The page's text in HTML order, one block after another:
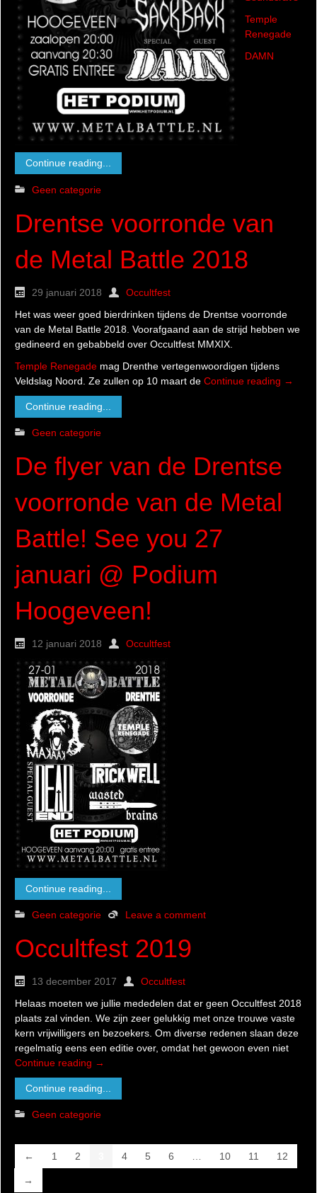
Temple
Renegade
DAMN
Continue reading...
Geen categorie
Drentse voorronde van
de Metal Battle 2018
29 januari 2018
Occultfest
Het was weer goed bierdrinken tijdens de Drentse voorronde
van de Metal Battle 2018. Voorafgaand aan de strijd hebben we
gedineerd en gebabbeld over Occultfest MMXIX.
Temple Renegade mag Drenthe vertegenwoordigen tijdens
Veldslag Noord. Ze zullen op 10 maart de Continue reading →
Continue reading...
Geen categorie
De flyer van de Drentse
voorronde van de Metal
Battle! See you 27
januari @ Podium
Hoogeveen!
12 januari 2018 Occultfest
Continue reading...
Geen categorie Leave a comment
Occultfest 2019
13 december 2017
Occultfest
Helaas moeten we jullie mededelen dat er geen Occultfest 2018
plaats zal vinden. We zijn zeer gelukkig met onze trouwe vaste
kern vrijwilligers en bezoekers. Om diverse redenen slaan deze
regelmatig eens een editie over, omdat het gewoon even niet
Continue reading →
Continue reading...
Geen categorie
← 1 2 4 5 6 10 11 12
→